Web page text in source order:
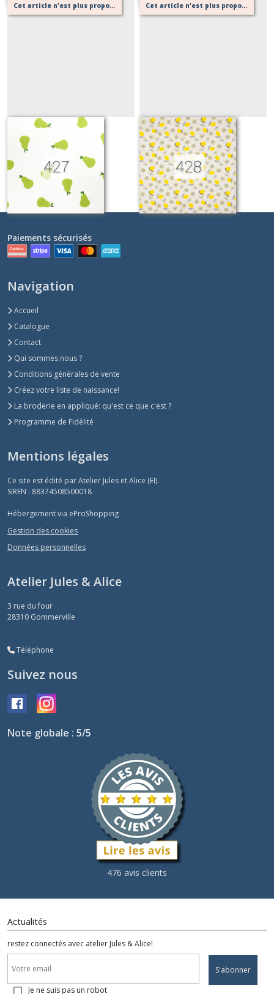
Cet article n'est plus proposé, retournez au menu principal ou contactez moi!
427
Sur demande
Cet article n'est plus proposé, retournez au menu principal ou contactez moi!
428
Sur demande
Paiements sécurisés
Navigation
Accueil
Catalogue
Contact
Qui sommes nous ?
Conditions générales de vente
Créez votre liste de naissance!
La broderie en appliqué: qu'est ce que c'est ?
Programme de Fidélité
Mentions légales
Ce site est édité par Atelier Jules et Alice (EI).
SIREN : 88374508500018
Hébergement via eProShopping
Gestion des cookies
Données personnelles
Atelier Jules & Alice
3 rue du four
28310 Gommerville
Téléphone
Suivez nous
Note globale : 5/5
476 avis clients
Actualités
restez connectés avec atelier Jules & Alice!
S'abonner
Je ne suis pas un robot